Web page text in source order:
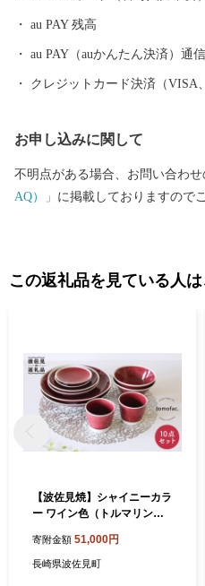
彩るおしゃれで機能的な日用和
も高いシェアを誇っています。
見で作られたやきものがあるか
au PAY 残高
au PAY（auかんたん決済）通
クレジットカード決済（VISA
お申し込みに関して
不明点がある場合、お問い合わ
AQ）」 に掲載しておりますので
この返礼品を見ている人
【波佐見焼】シャイニーカラ
ー ワイン色（トルマリン）1
【陶芸ゆたか】 [VA56]
寄附金額 51,000円
長崎県波佐見町